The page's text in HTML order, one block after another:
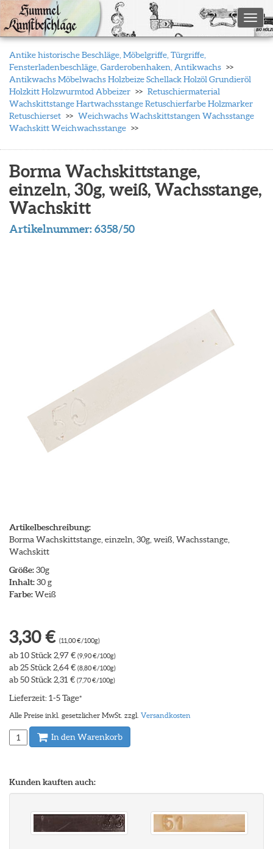
Antike historische Beschläge, Möbelgriffe, Türgriffe,
Fensterladenbeschläge, Garderobenhaken, Antikwachs
Antikwachs Möbelwachs Holzbeize Schellack Holzöl Grundieröl
Holzkitt Holzwurmtod Abbeizer
Retuschiermaterial
Wachskittstange Hartwachsstange Retuschierfarbe Holzmarker
Retuschierset
Weichwachs Wachskittstangen Wachsstange
Wachskitt Weichwachsstange
Borma Wachskittstange,
einzeln, 30g, weiß, Wachsstange,
Wachskitt
Artikelnummer:6358/50
Artikelbeschreibung:
Borma Wachskittstange, einzeln, 30g, weiß, Wachsstange,
Wachskitt
Größe:30g
Inhalt:30 g
Farbe:Weiß
3,30 € (11,00 €/100g)
ab 10 Stück 2,97 € (9,90 €/100g)
ab 25 Stück 2,64 € (8,80 €/100g)
ab 50 Stück 2,31 € (7,70 €/100g)
Lieferzeit: 1-5 Tage*
Alle Preise inkl. gesetzlicher MwSt. zzgl. Versandkosten
In den Warenkorb
Kunden kauften auch: